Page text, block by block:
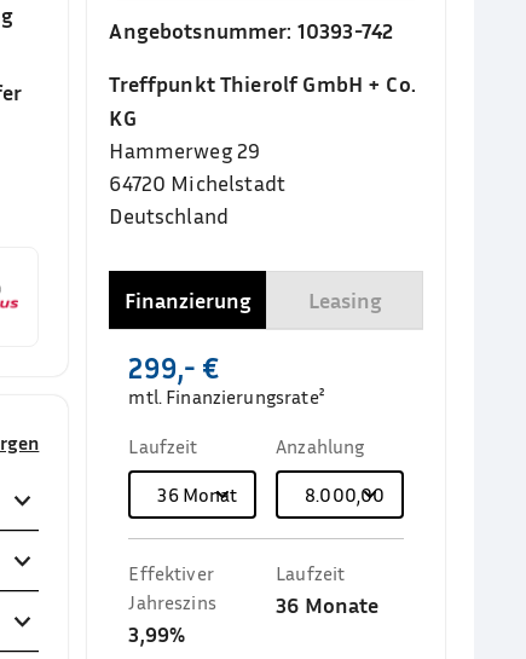
Angebotsnummer: 10393-742
Treffpunkt Thierolf GmbH + Co.
KG
Hammerweg 29
64720 Michelstadt
Deutschland
Finanzierung Leasing
299,- €
mtl. Finanzierungsrate²
Laufzeit
36Monate
Anzahlung
8.000,00 €
Effektiver
Jahreszins
3,99%
Laufzeit
36 Monate